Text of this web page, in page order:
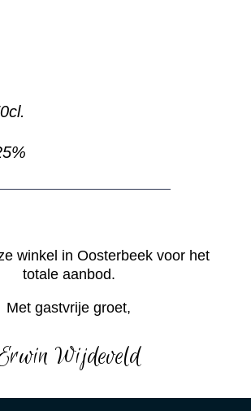
winkel in Oosterbeek voor het
totale aanbod.
Met gastvrije groet,
Wijdeveld